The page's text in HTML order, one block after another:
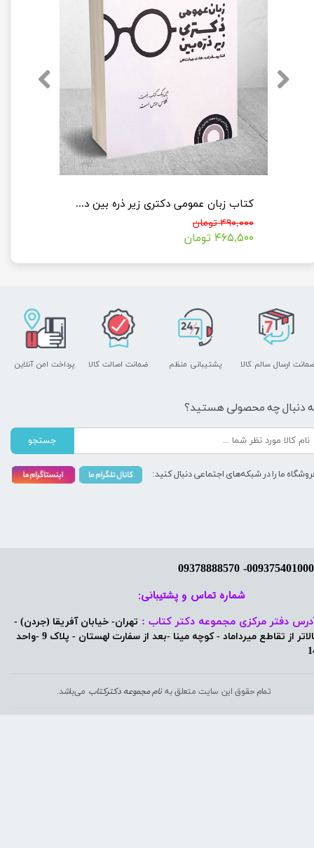
کتاب زبان عمومی دکتری زیر ذره بین دکتر هادی جهانشاهی نشر نگاه دانش
۴۹۰,۰۰۰ تومان
۴۶۵,۵۰۰ تومان
دفتر مرکزی مجموعه دکتر کتاب : تهران- خیابان آفریقا (جردن) -
بالاتر از تقاطع میرداماد - کوچه مینا -بعد از سفارت لهستان - پلاک 9 -واحد
تمام حقوق این سایت متعلق بهنام مجموعه دکترکتاب می‌باشد.
شماره تماس و پشتیبانی: ​​​​​​​
پشتیبانی منظم پرداخت امن آنلاین ارسال سالم کالا ضمانت اصالت کالا
دنبال چه محصولی هستید؟
جستجو
ما را در شبکه‌های اجتماعی دنبال کنید: